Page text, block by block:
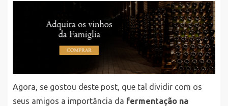
Agora, se gostou deste post, que tal dividir com os
seus amigos a importância da fermentação na